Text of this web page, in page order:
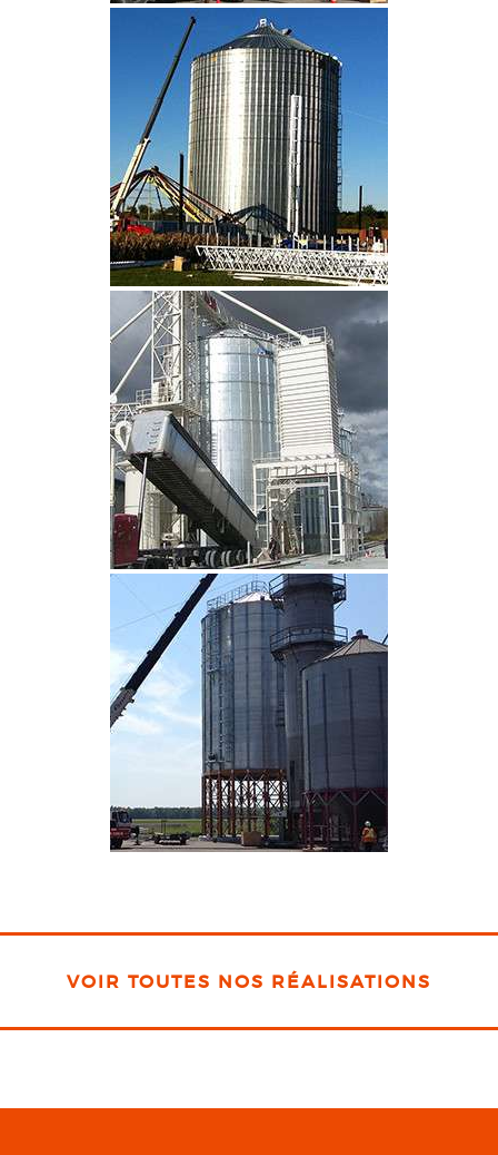
CLIQUEZ POUR AGRANDIR
CLIQUEZ POUR AGRANDIR
VOIR TOUTES NOS RÉALISATIONS